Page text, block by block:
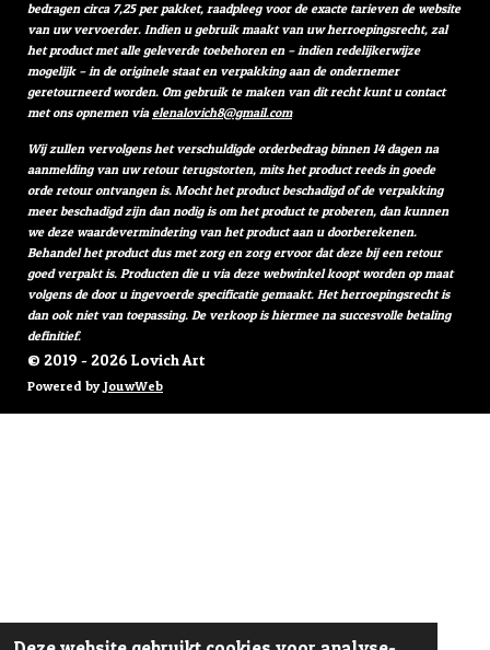
bedragen circa 7,25 per pakket, raadpleeg voor de exacte tarieven de website
van uw vervoerder. Indien u gebruik maakt van uw herroepingsrecht, zal
het product met alle geleverde toebehoren en – indien redelijkerwijze
mogelijk – in de originele staat en verpakking aan de ondernemer
geretourneerd worden. Om gebruik te maken van dit recht kunt u contact
met ons opnemen via elenalovich8@gmail.com
Wij zullen vervolgens het verschuldigde orderbedrag binnen 14 dagen na
aanmelding van uw retour terugstorten, mits het product reeds in goede
orde retour ontvangen is. Mocht het product beschadigd of de verpakking
meer beschadigd zijn dan nodig is om het product te proberen, dan kunnen
we deze waardevermindering van het product aan u doorberekenen.
Behandel het product dus met zorg en zorg ervoor dat deze bij een retour
goed verpakt is. Producten die u via deze webwinkel koopt worden op maat
volgens de door u ingevoerde specificatie gemaakt. Het herroepingsrecht is
dan ook niet van toepassing. De verkoop is hiermee na succesvolle betaling
definitief.
© 2019 - 2026 Lovich Art
Powered byJouwWeb